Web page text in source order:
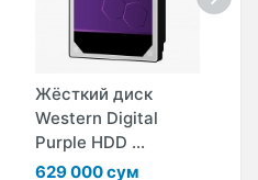
Жёсткий диск
Western Digital
Purple HDD ...
629 000 сум